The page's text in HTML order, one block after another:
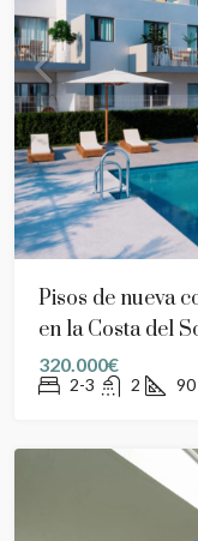
Pisos de nueva
en la Costa del
320.000€
2-3 2 90